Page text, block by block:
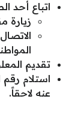
اتباع أحد
زيارة
تقديم
استلام رقم
عنه لاحقاً.